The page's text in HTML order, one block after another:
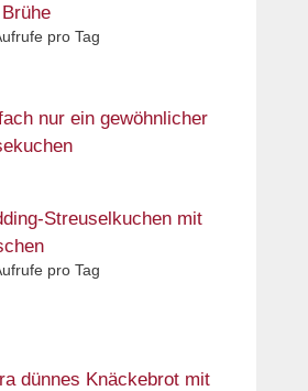
pro Tag
nur ein gewöhnlicher
Streuselkuchen mit
pro Tag
dünnes Knäckebrot mit